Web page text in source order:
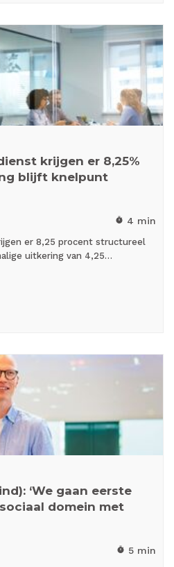
krijgen er 8,25%
blijft knelpunt
timer 4 min
er 8,25 procent structureel
uitkering van 4,25…
‘We gaan eerste
domein met
timer 5 min